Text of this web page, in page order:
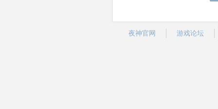
夜神官网 游戏论坛